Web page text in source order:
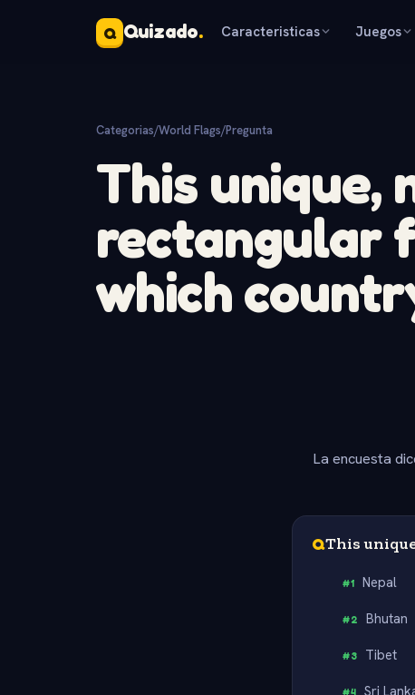
Q Quizado. Caracteristicas Juegos
Categorias/World Flags/Pregunta
This unique,
rectangular
which
La encuesta
QThis
#1 Nepal
#2 Bhutan
#3 Tibet
#4 Sri